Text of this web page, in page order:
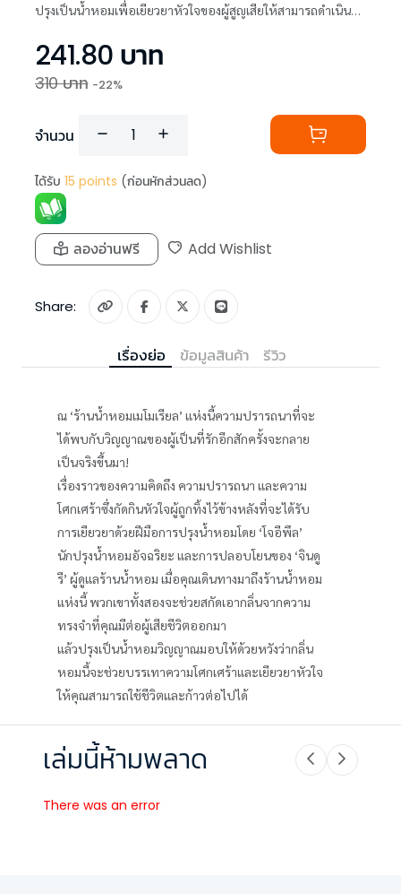
ปรุงเป็นน้ำหอมเพื่อเยียวยาหัวใจของผู้สูญเสียให้สามารถดำเนิน
241.80 บาท
310บาท -22%
จำนวน
ได้รับ 15 points (ก่อนหักส่วนลด)
ลองอ่านฟรี Add Wishlist
Share:
เรื่องย่อ ข้อมูลสินค้า รีวิว
ณ ‘ร้านน้ำหอมเมโมเรียล’ แห่งนี้ความปรารถนาที่จะ
ได้พบกับวิญญาณของผู้เป็นที่รักอีกสักครั้งจะกลาย
เป็นจริงขึ้นมา!
เรื่องราวของความคิดถึง ความปรารถนา และความ
โศกเศร้าซึ่งกัดกินหัวใจผู้ถูกทิ้งไว้ข้างหลังที่จะได้รับ
การเยียวยาด้วยฝีมือการปรุงน้ำหอมโดย ‘โจอีพึล’
นักปรุงน้ำหอมอัจฉริยะ และการปลอบโยนของ ‘จินดู
รี’ ผู้ดูแลร้านน้ำหอม เมื่อคุณเดินทางมาถึงร้านน้ำหอม
แห่งนี้ พวกเขาทั้งสองจะช่วยสกัดเอากลิ่นจากความ
ทรงจำที่คุณมีต่อผู้เสียชีวิตออกมา
แล้วปรุงเป็นน้ำหอมวิญญาณมอบให้ด้วยหวังว่ากลิ่น
หอมนี้จะช่วยบรรเทาความโศกเศร้าและเยียวยาหัวใจ
ให้คุณสามารถใช้ชีวิตและก้าวต่อไปได้
เล่มนี้ห้ามพลาด
There was an error